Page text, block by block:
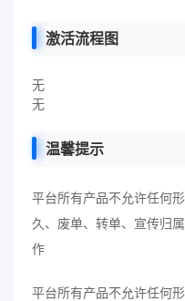
激活流程图
无
无
温馨提示
平台所有产品不允许任何
久、废单、转单、宣传归
作
平台所有产品不允许任何